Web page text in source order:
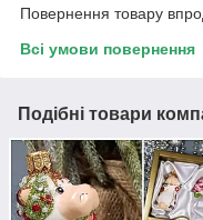
Повернення товару
Всі умови повернення
Подібні товари